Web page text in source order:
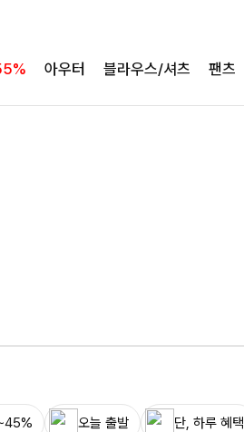
아우터 블라우스/셔츠 팬츠
오늘 출발 단, 하루 혜택